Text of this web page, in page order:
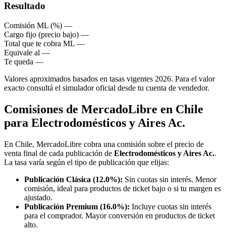
Resultado
Comisión ML (%) —
Cargo fijo (precio bajo) —
Total que te cobra ML —
Equivale al —
Te queda —
Valores aproximados basados en tasas vigentes 2026. Para el valor
exacto consultá el simulador oficial desde tu cuenta de vendedor.
Comisiones de MercadoLibre en Chile
para Electrodomésticos y Aires Ac.
En Chile, MercadoLibre cobra una comisión sobre el precio de
venta final de cada publicación de Electrodomésticos y Aires Ac..
La tasa varía según el tipo de publicación que elijas:
Publicación Clásica (12.0%): Sin cuotas sin interés. Menor
comisión, ideal para productos de ticket bajo o si tu margen es
ajustado.
Publicación Premium (16.0%): Incluye cuotas sin interés
para el comprador. Mayor conversión en productos de ticket
alto.